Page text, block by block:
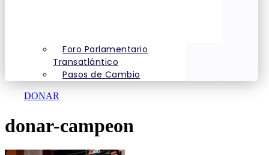
Foro Parlamentario
Transatlántico
Pasos de Cambio
DONAR
donar-campeon